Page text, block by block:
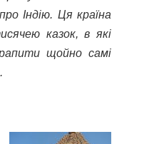
Індію. Ця країна
казок, в які
щойно самі